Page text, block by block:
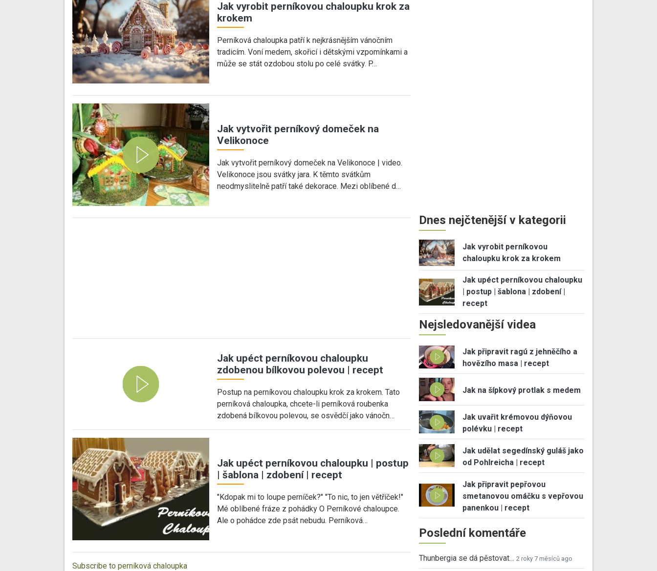
Jak vyrobit perníkovou chaloupku krok za
krokem
Perníková chaloupka patří k nejkrásnějším vánočním
tradicím. Voní medem, skořicí i dětskými vzpomínkami a
může se stát ozdobou stolu po celé svátky. P…
Jak vytvořit perníkový domeček na
Velikonoce
Jak vytvořit perníkový domeček na Velikonoce | video.
Velikonoce jsou svátky jara. K těmto svátkům
neodmyslitelně patří také dekorace. Mezi oblíbené d…
Jak upéct perníkovou chaloupku
zdobenou bílkovou polevou | recept
Postup na perníkovou chaloupku krok za krokem. Tato
perníková chaloupka, chcete-li perníková roubenka
zdobená bílkovou polevou, se osvědčí jako vánočn…
Jak upéct perníkovou chaloupku | postup
| šablona | zdobení | recept
"Kdopak mi to loupe perníček?" "To nic, to jen větříček!"
Mé oblíbené fráze z pohádky O Perníkové chaloupce.
Ale o pohádce zde psát nebudu. Perníková…
Subscribe to perníková chaloupka
Dnes nejčtenější v kategorii
Jak vyrobit perníkovou
chaloupku krok za krokem
Jak upéct perníkovou chaloupku
| postup | šablona | zdobení |
recept
Nejsledovanější videa
Jak připravit ragú z jehněčího a
hovězího masa | recept
Jak na šípkový protlak s medem
Jak uvařit krémovou dýňovou
polévku | recept
Jak udělat segedínský guláš jako
od Pohlreicha | recept
Jak připravit pepřovou
smetanovou omáčku s vepřovou
panenkou | recept
Poslední komentáře
Thunbergia se dá pěstovat… 2 roky 7 měsíců ago